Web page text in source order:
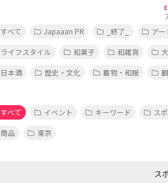
すべて Japaaan PR _終了_ アー
ライフスタイル
和菓子 和雑貨
日本酒
歴史・文化 着物・和服
すべて イベント キーワード ス
商品
東京
ス